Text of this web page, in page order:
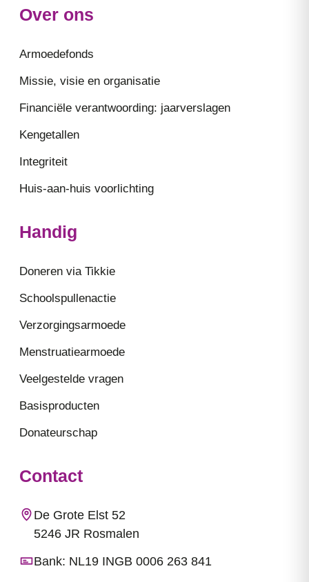
Over ons
Armoedefonds
Missie, visie en organisatie
Financiële verantwoording: jaarverslagen
Kengetallen
Integriteit
Huis-aan-huis voorlichting
Handig
Doneren via Tikkie
Schoolspullenactie
Verzorgingsarmoede
Menstruatiearmoede
Veelgestelde vragen
Basisproducten
Donateurschap
Contact
De Grote Elst 52
5246 JR Rosmalen
Bank: NL19 INGB 0006 263 841